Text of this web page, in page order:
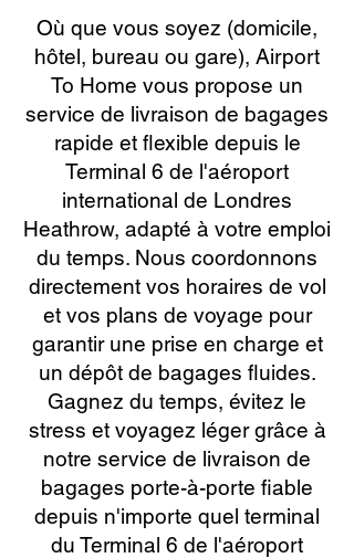
Où que vous soyez (domicile,
hôtel, bureau ou gare), Airport
To Home vous propose un
service de livraison de bagages
rapide et flexible depuis le
Terminal 6 de l'aéroport
international de Londres
Heathrow, adapté à votre emploi
du temps. Nous coordonnons
directement vos horaires de vol
et vos plans de voyage pour
garantir une prise en charge et
un dépôt de bagages fluides.
Gagnez du temps, évitez le
stress et voyagez léger grâce à
notre service de livraison de
bagages porte-à-porte fiable
depuis n'importe quel terminal
du Terminal 6 de l'aéroport